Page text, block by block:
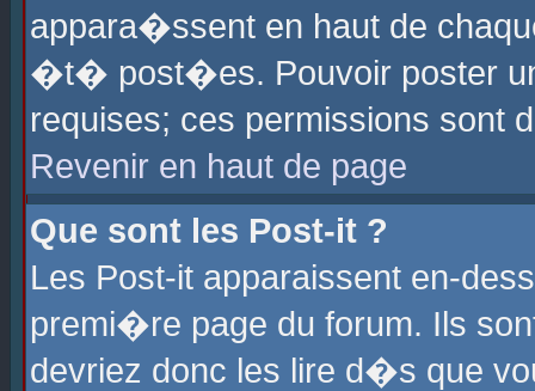
appara�ssent en haut de
�t� post�es. Pouvoir poster
requises; ces permissions sont
Revenir en haut de page
Que sont les Post-it ?
Les Post-it apparaissent en-
premi�re page du forum. Ils
devriez donc les lire d�s que